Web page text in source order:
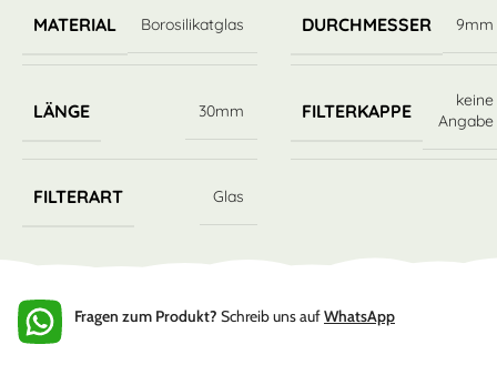
MATERIAL Borosilikatglas DURCHMESSER 9mm
LÄNGE 30mm FILTERKAPPE
keine
Angabe
FILTERART Glas
Fragen zum Produkt? Schreib uns aufWhatsApp